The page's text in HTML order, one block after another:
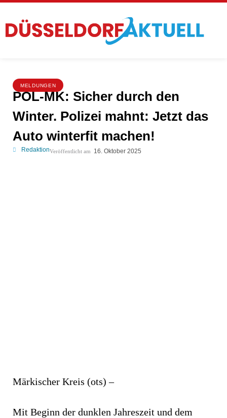
MELDUNGEN
POL-MK: Sicher durch den
Winter. Polizei mahnt: Jetzt das
Auto winterfit machen!
RedaktionVeröffentlicht am 16. Oktober 2025
Märkischer Kreis (ots) –
Mit Beginn der dunklen Jahreszeit und dem